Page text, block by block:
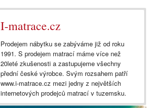
I-matrace.cz
Prodejem nábytku se zabýváme již od roku
1991. S prodejem matrací máme více než
20leté zkušenosti a zastupujeme všechny
přední české výrobce. Svým rozsahem patří
www.i-matrace.cz mezi jedny z největších
internetových prodejců matrací v tuzemsku.